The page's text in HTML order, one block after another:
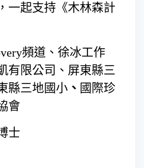
一起支持《木林森計
頻道、徐冰工作
有限公司、屏東縣三
縣三地國小 、 國際珍
會
士